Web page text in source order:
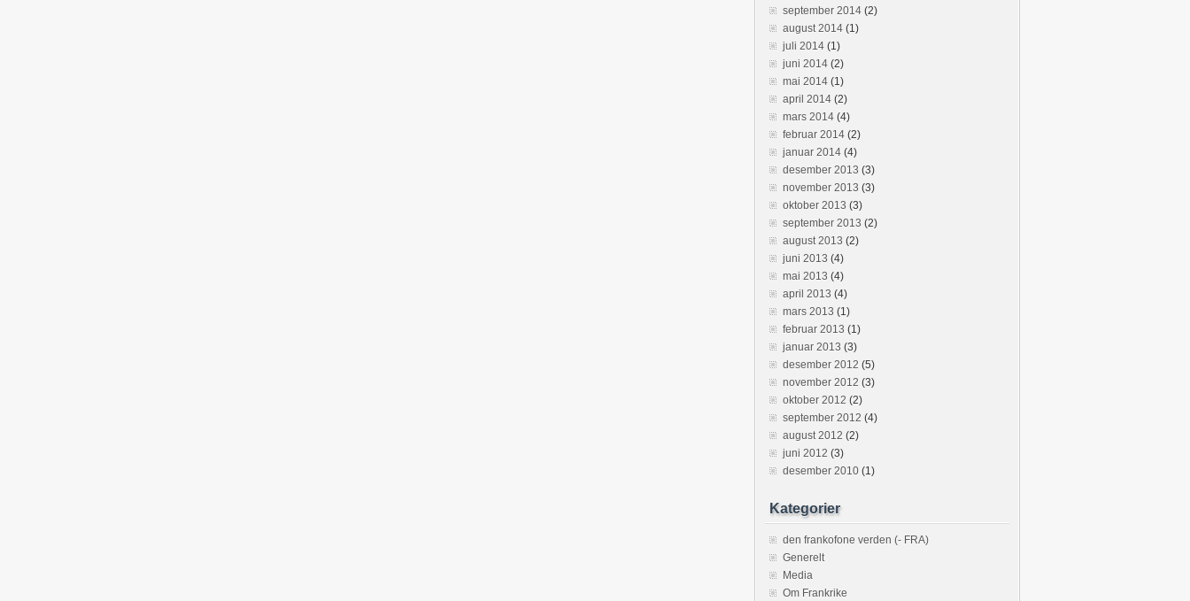
september 2014 (2)
august 2014 (1)
juli 2014 (1)
juni 2014 (2)
mai 2014 (1)
april 2014 (2)
mars 2014 (4)
februar 2014 (2)
januar 2014 (4)
desember 2013 (3)
november 2013 (3)
oktober 2013 (3)
september 2013 (2)
august 2013 (2)
juni 2013 (4)
mai 2013 (4)
april 2013 (4)
mars 2013 (1)
februar 2013 (1)
januar 2013 (3)
desember 2012 (5)
november 2012 (3)
oktober 2012 (2)
september 2012 (4)
august 2012 (2)
juni 2012 (3)
desember 2010 (1)
Kategorier
den frankofone verden (- FRA)
Generelt
Media
Om Frankrike